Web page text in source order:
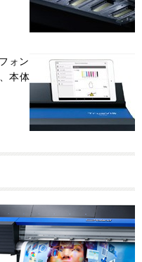
ォン
本体